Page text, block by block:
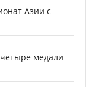
Азии с
медали